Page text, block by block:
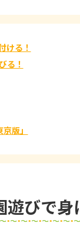
ける！
る！
版」
びで身